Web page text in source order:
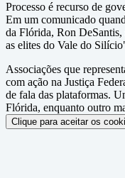
Processo é recurso de
Em um comunicado
da Flórida, Ron DeSantis,
as elites do Vale do
Associações que
com ação na Justiça
de fala das plataformas.
Flórida, enquanto outro
Clique para aceitar os